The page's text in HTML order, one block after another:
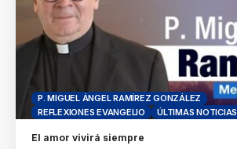
P. MIGUEL ÁNGEL RAMÍREZ GONZÁLEZ
REFLEXIONES EVANGELIO
ÚLTIMAS NOTICIAS
El amor vivirá siempre